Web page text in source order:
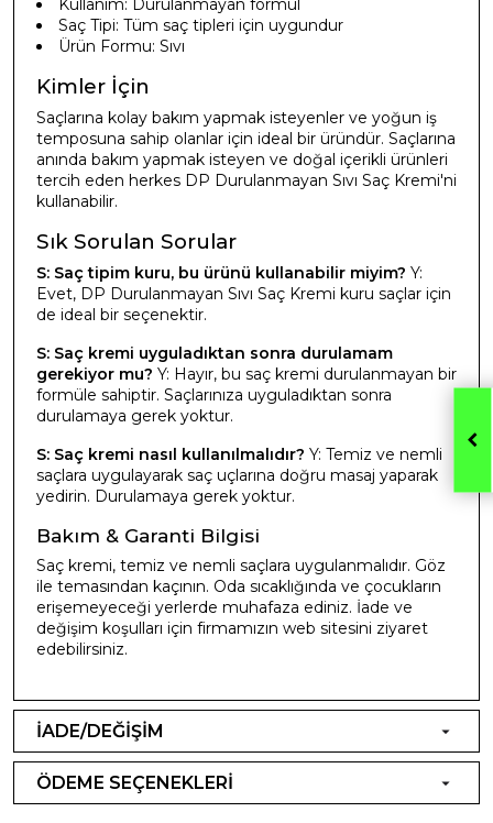
Kullanım: Durulanmayan formül
Saç Tipi: Tüm saç tipleri için uygundur
Ürün Formu: Sıvı
Kimler İçin
Saçlarına kolay bakım yapmak isteyenler ve yoğun iş
temposuna sahip olanlar için ideal bir üründür. Saçlarına
anında bakım yapmak isteyen ve doğal içerikli ürünleri
tercih eden herkes DP Durulanmayan Sıvı Saç Kremi'ni
kullanabilir.
Sık Sorulan Sorular
S: Saç tipim kuru, bu ürünü kullanabilir miyim? Y:
Evet, DP Durulanmayan Sıvı Saç Kremi kuru saçlar için
de ideal bir seçenektir.
S: Saç kremi uyguladıktan sonra durulamam
gerekiyor mu? Y: Hayır, bu saç kremi durulanmayan bir
formüle sahiptir. Saçlarınıza uyguladıktan sonra
durulamaya gerek yoktur.
S: Saç kremi nasıl kullanılmalıdır? Y: Temiz ve nemli
saçlara uygulayarak saç uçlarına doğru masaj yaparak
yedirin. Durulamaya gerek yoktur.
Bakım & Garanti Bilgisi
Saç kremi, temiz ve nemli saçlara uygulanmalıdır. Göz
ile temasından kaçının. Oda sıcaklığında ve çocukların
erişemeyeceği yerlerde muhafaza ediniz. İade ve
değişim koşulları için firmamızın web sitesini ziyaret
edebilirsiniz.
İADE/DEĞİŞİM
ÖDEME SEÇENEKLERİ